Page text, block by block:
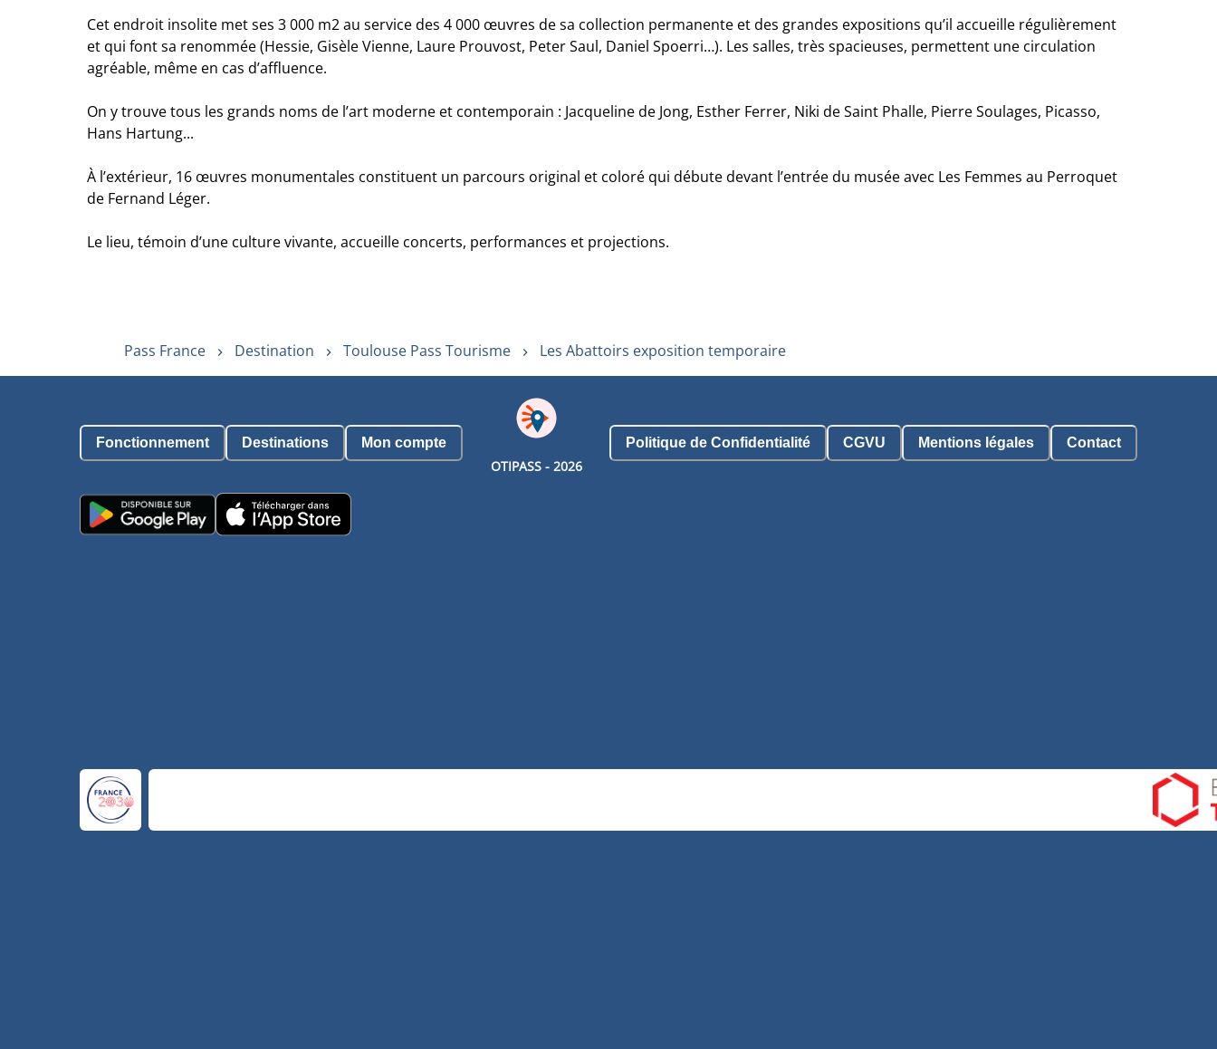
Cet endroit insolite met ses 3 000 m2 au service des 4 000 œuvres de sa collection permanente et des grandes expositions qu’il accueille régulièrement
et qui font sa renommée (Hessie, Gisèle Vienne, Laure Prouvost, Peter Saul, Daniel Spoerri…). Les salles, très spacieuses, permettent une circulation
agréable, même en cas d’affluence.
On y trouve tous les grands noms de l’art moderne et contemporain : Jacqueline de Jong, Esther Ferrer, Niki de Saint Phalle, Pierre Soulages, Picasso,
Hans Hartung...
À l’extérieur, 16 œuvres monumentales constituent un parcours original et coloré qui débute devant l’entrée du musée avec Les Femmes au Perroquet
de Fernand Léger.
Le lieu, témoin d’une culture vivante, accueille concerts, performances et projections.
Pass France Destination Toulouse Pass Tourisme Les Abattoirs exposition temporaire
Fonctionnement Destinations Mon compte
OTIPASS - 2026
Politique de Confidentialité CGVU Mentions légales Contact